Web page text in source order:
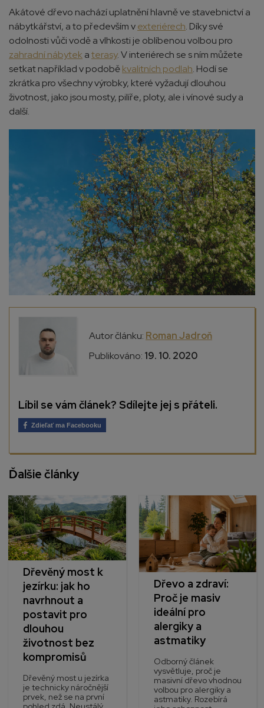
Akátové dřevo nachází uplatnění hlavně ve stavebnictví a
nábytkářství, a to především vexteriérech. Díky své
odolnosti vůči vodě a vlhkosti je oblíbenou volbou pro
zahradní nábytekaterasy. V interiérech se s ním můžete
setkat například v podoběkvalitních podlah. Hodí se
zkrátka pro všechny výrobky, které vyžadují dlouhou
životnost, jako jsou mosty, pilíře, ploty, ale i vínové sudy a
další.
Autor článku: Roman Jadroň
Publikováno: 19. 10. 2020
Líbil se vám článek? Sdílejte jej s přáteli.
Zdieľať ma Facebooku
Ďalšie články
Dřevěný most k
jezírku: jak ho
navrhnout a
postavit pro
dlouhou
životnost bez
kompromisů
Dřevěný most u jezírka
je technicky náročnější
prvek, než se na první
Dřevo a zdraví:
Proč je masiv
ideální pro
alergiky a
astmatiky
Odborný článek
vysvětluje, proč je
masivní dřevo vhodnou
volbou pro alergiky a
astmatiky. Rozebírá